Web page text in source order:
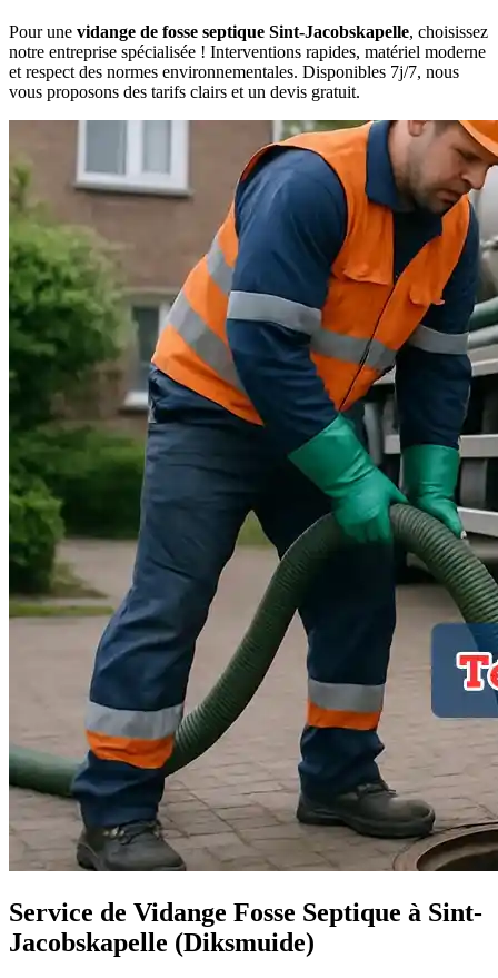
Pour une vidange de fosse septique Sint-Jacobskapelle, choisissez
notre entreprise spécialisée ! Interventions rapides, matériel moderne
et respect des normes environnementales. Disponibles 7j/7, nous
vous proposons des tarifs clairs et un devis gratuit.
Service de Vidange Fosse Septique à Sint-
Jacobskapelle (Diksmuide)